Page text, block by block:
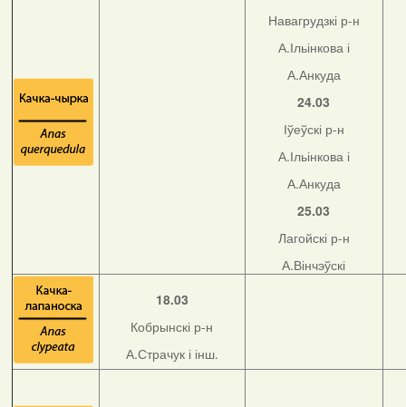
Навагрудзкі р-н
А.Ільінкова і
А.Анкуда
24.03
Іўеўскі р-н
А.Ільінкова і
А.Анкуда
25.03
Лагойскі р-н
А.Вінчэўскі
18.03
Кобрынскі р-н
А.Страчук і інш.